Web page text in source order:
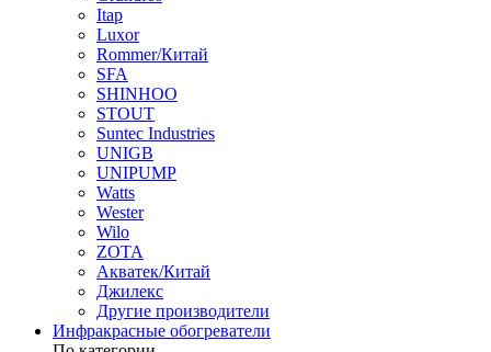
Itap
Luxor
Rommer/Китай
SFA
SHINHOO
STOUT
Suntec Industries
UNIGB
UNIPUMP
Watts
Wester
Wilo
ZOTA
Акватек/Китай
Джилекс
Другие производители
Инфракрасные обогреватели